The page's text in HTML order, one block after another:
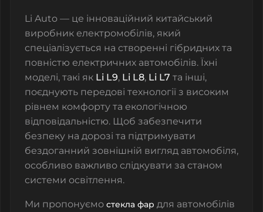
Li Auto — це інноваційний китайський
виробник електромобілів, який
спеціалізується на створенні гібридних та
повністю електричних автомобілів. Їхні
моделі, такі як Li L9, Li L8, Li L7 та інші,
поєднують передові технології з високим
рівнем комфорту та екологічною
відповідальністю. Щоб забезпечити
безпеку на дорозі та підтримувати
бездоганний зовнішній вигляд автомобіля,
особливо важливо слідкувати за станом
системи освітлення.
Ми пропонуємо стекла фар для автомобілів